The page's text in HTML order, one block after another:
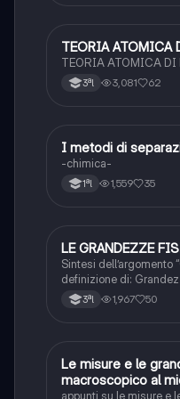
Chimica
TEORIA ATOMICA
TEORIA ATOMICA DI
3ªl 3,081 62
Chimica
I metodi di
-chimica-
1ªl 1,559 35
Chimica
LE GRANDEZZE
Sintesi dell’argomento
definizione di:
Internazionale, Unità
Massa, Peso,
3ªl 1,967 50
Chimica
Le misure e le
macroscopico al
appunti su le misure e